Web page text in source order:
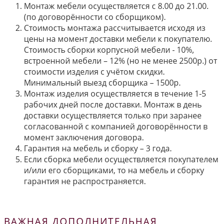
Монтаж мебели осуществляется с 8.00 до 21.00.
(по договорённости со сборщиком).
Стоимость монтажа рассчитывается исходя из
цены на момент доставки мебели к покупателю.
Стоимость сборки корпусной мебели - 10%,
встроенной мебели – 12% (но не менее 2500р.) от
стоимости изделия с учётом скидки.
Минимальный выезд сборщика – 1500р.
Монтаж изделия осуществляется в течение 1-5
рабочих дней после доставки. Монтаж в день
доставки осуществляется только при заранее
согласованной с компанией договорённости в
момент заключения договора.
Гарантия на мебель и сборку – 3 года.
Если сборка мебели осуществляется покупателем
и/или его сборщиками, то на мебель и сборку
гарантия не распространяется.
ВАЖНАЯ ДОПОЛНИТЕЛЬНАЯ